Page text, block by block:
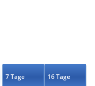
7 Tage 16 Tage